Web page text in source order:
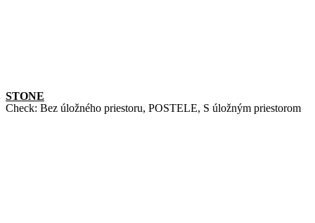
STONE
Check: Bez úložného priestoru, POSTELE, S úložným priestorom